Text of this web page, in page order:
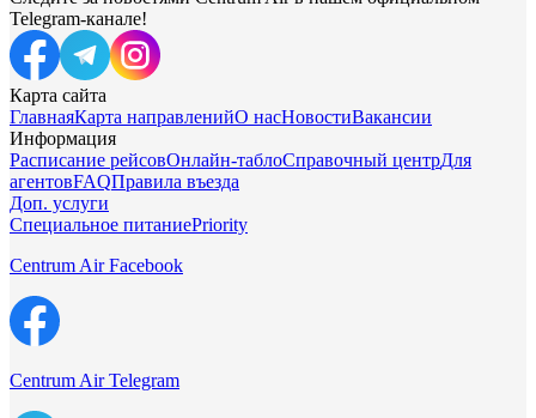
Telegram-канале!
Карта сайта
ГлавнаяКарта направленийО насНовостиВакансии
Информация
Расписание рейсовОнлайн-таблоСправочный центрДля
агентовFAQПравила въезда
Доп. услуги
Специальное питаниеPriority
Centrum Air Facebook
Centrum Air Telegram